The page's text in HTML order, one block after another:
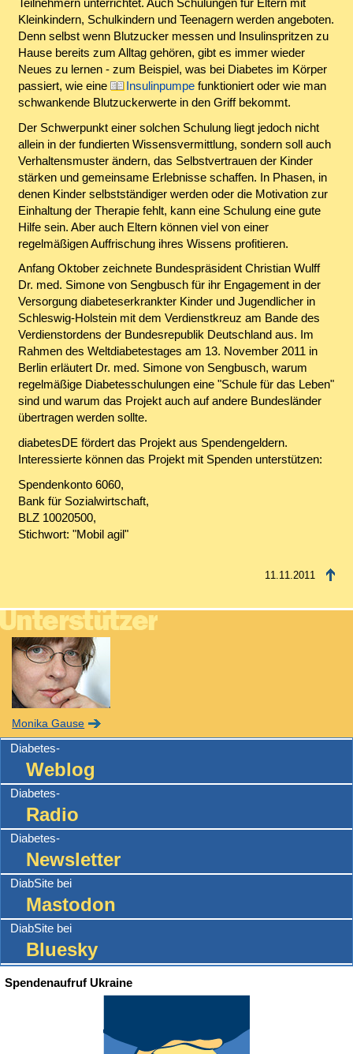
Teilnehmern unterrichtet. Auch Schulungen für Eltern mit
Kleinkindern, Schulkindern und Teenagern werden angeboten.
Denn selbst wenn Blutzucker messen und Insulinspritzen zu
Hause bereits zum Alltag gehören, gibt es immer wieder
Neues zu lernen - zum Beispiel, was bei Diabetes im Körper
passiert, wie eine
Insulinpumpefunktioniert oder wie man
schwankende Blutzuckerwerte in den Griff bekommt.
Der Schwerpunkt einer solchen Schulung liegt jedoch nicht
allein in der fundierten Wissensvermittlung, sondern soll auch
Verhaltensmuster ändern, das Selbstvertrauen der Kinder
stärken und gemeinsame Erlebnisse schaffen. In Phasen, in
denen Kinder selbstständiger werden oder die Motivation zur
Einhaltung der Therapie fehlt, kann eine Schulung eine gute
Hilfe sein. Aber auch Eltern können viel von einer
regelmäßigen Auffrischung ihres Wissens profitieren.
Anfang Oktober zeichnete Bundespräsident Christian Wulff
Dr. med. Simone von Sengbusch für ihr Engagement in der
Versorgung diabeteserkrankter Kinder und Jugendlicher in
Schleswig-Holstein mit dem Verdienstkreuz am Bande des
Verdienstordens der Bundesrepublik Deutschland aus. Im
Rahmen des Weltdiabetestages am 13. November 2011 in
Berlin erläutert Dr. med. Simone von Sengbusch, warum
regelmäßige Diabetesschulungen eine "Schule für das Leben"
sind und warum das Projekt auch auf andere Bundesländer
übertragen werden sollte.
diabetesDE fördert das Projekt aus Spendengeldern.
Interessierte können das Projekt mit Spenden unterstützen:
Spendenkonto 6060,
Bank für Sozialwirtschaft,
BLZ 10020500,
Stichwort: "Mobil agil"
11.11.2011
Monika Gause
Diabetes-
Weblog
Diabetes-
Radio
Diabetes-
Newsletter
DiabSite bei
Mastodon
DiabSite bei
Bluesky
Spendenaufruf Ukraine